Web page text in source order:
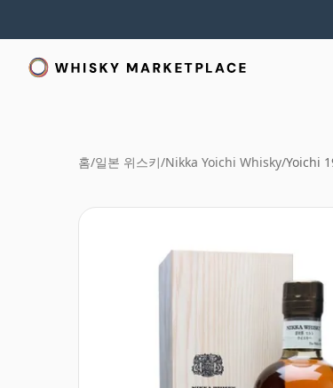
홈/일본 위스키/Nikka Yoichi Whisky/Yoichi